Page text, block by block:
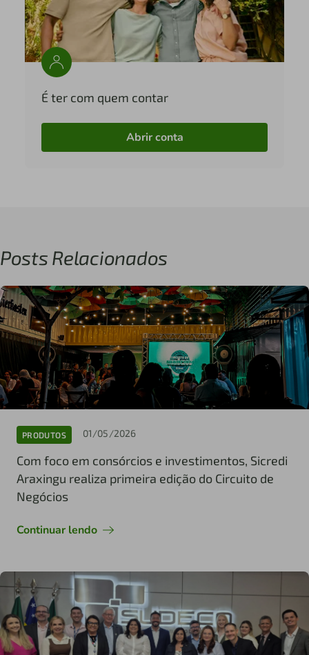
É ter com quem contar
Abrir conta
Posts Relacionados
PRODUTOS 01/05/2026
Com foco em consórcios e investimentos, Sicredi
Araxingu realiza primeira edição do Circuito de
Negócios
Continuar lendo